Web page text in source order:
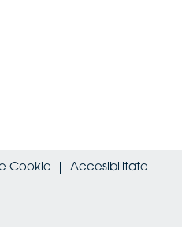
Cookie Accesibilitate